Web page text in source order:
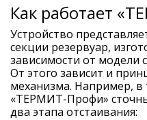
Как работает
Устройство
секции резервуар,
зависимости от модели
От этого зависит и
механизма. Например, в
«ТЕРМИТ-Профи»
два этапа отстаивания: